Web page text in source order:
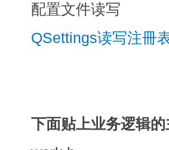
配置文件读写
QSettings读写注冊
下面贴上业务逻辑的